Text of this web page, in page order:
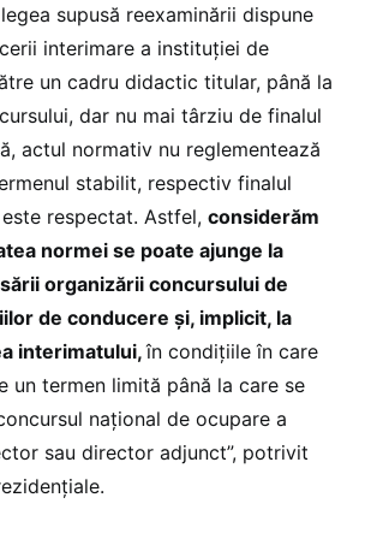
supusă reexaminării dispune
interimare a instituției de
un cadru didactic titular, până la
dar nu mai târziu de finalul
actul normativ nu reglementează
stabilit, respectiv finalul
respectat. Astfel, considerăm
normei se poate ajunge la
organizării concursului de
de conducere și, implicit, la
interimatului,în condițiile în care
un termen limită până la care se
național de ocupare a
sau director adjunct”, potrivit